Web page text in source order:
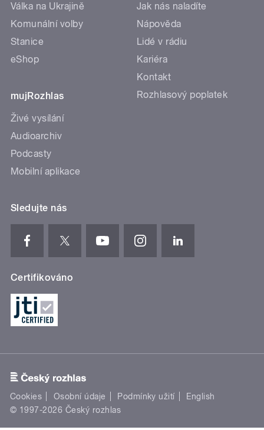
Válka na Ukrajině
Komunální volby
Stanice
eShop
mujRozhlas
Živé vysílání
Audioarchiv
Podcasty
Mobilní aplikace
Jak nás naladíte
Nápověda
Lidé v rádiu
Kariéra
Kontakt
Rozhlasový poplatek
Sledujte nás
Certifikováno
Cookies Osobní údaje Podmínky užití
English
© 1997-2026 Český rozhlas